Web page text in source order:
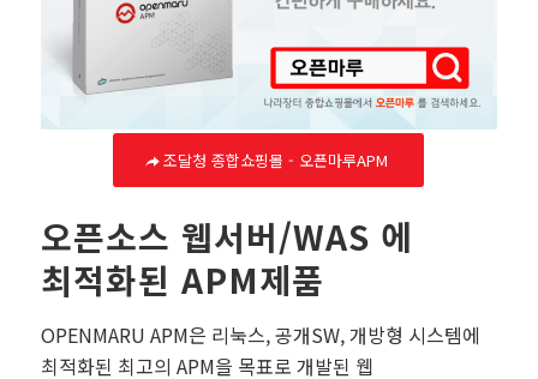
조달청 종합쇼핑몰 - 오픈마루APM
오픈소스 웹서버/WAS 에
최적화된 APM제품
OPENMARU APM은 리눅스, 공개SW, 개방형 시스템에
최적화된 최고의 APM을 목표로 개발된 웹